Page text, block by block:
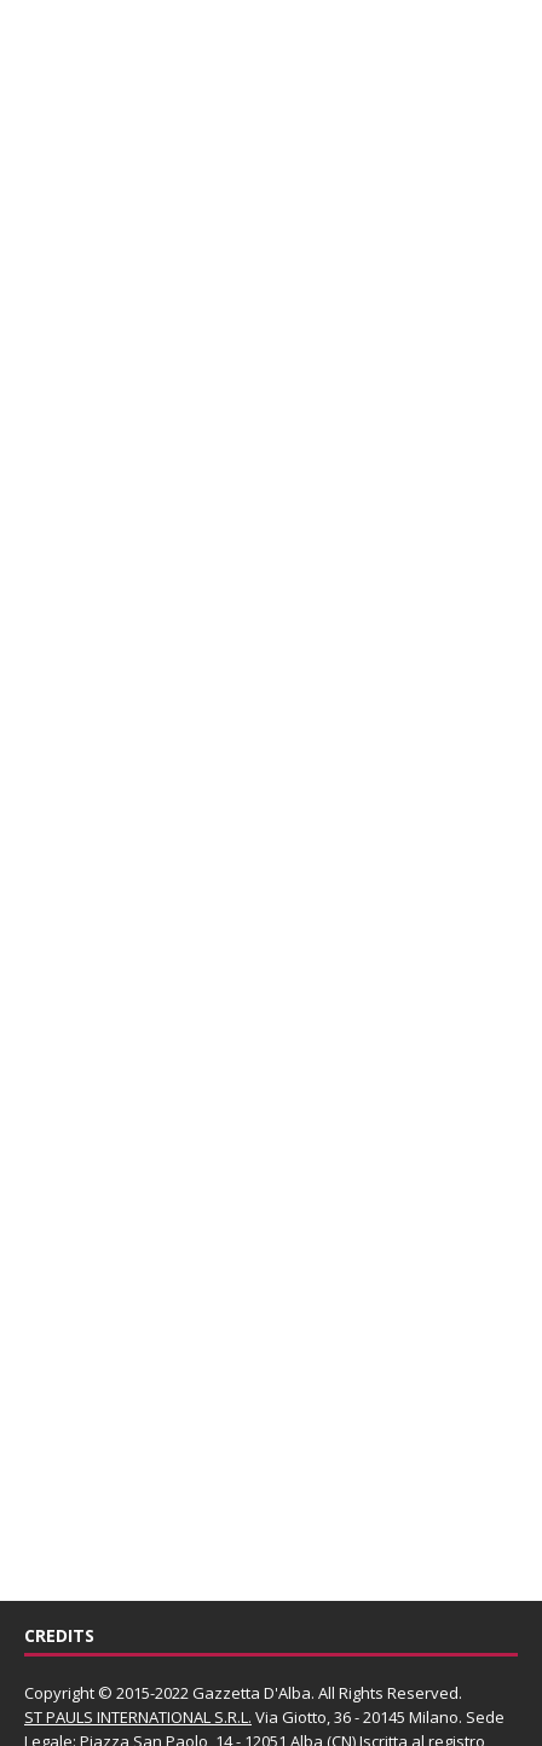
CREDITS
Copyright © 2015-2022 Gazzetta D'Alba. All Rights Reserved.
ST PAULS INTERNATIONAL S.R.L. Via Giotto, 36 - 20145 Milano. Sede
Legale: Piazza San Paolo, 14 - 12051 Alba (CN) Iscritta al registro